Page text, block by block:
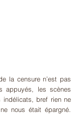
la censure n’est pas
appuyés, les scènes
bref rien ne
nous était épargné.